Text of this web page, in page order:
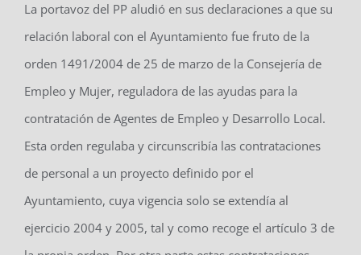
La portavoz del PP aludió en sus declaraciones a que su
relación laboral con el Ayuntamiento fue fruto de la
orden 1491/2004 de 25 de marzo de la Consejería de
Empleo y Mujer, reguladora de las ayudas para la
contratación de Agentes de Empleo y Desarrollo Local.
Esta orden regulaba y circunscribía las contrataciones
de personal a un proyecto definido por el
Ayuntamiento, cuya vigencia solo se extendía al
ejercicio 2004 y 2005, tal y como recoge el artículo 3 de